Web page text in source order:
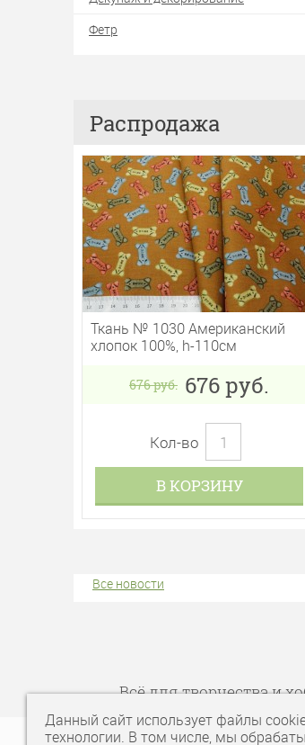
Фетр
Распродажа
Ткань № 1030 Американский
хлопок 100%, h-110см
676руб. 676руб.
Кол-во
В КОРЗИНУ
Все новости
Всё для творчества и
Данный сайт использует файлы
технологии. В том числе, мы